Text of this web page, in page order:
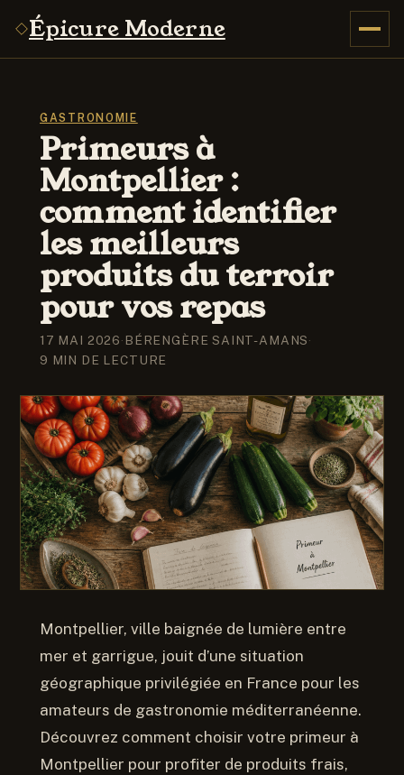
Épicure Moderne
GASTRONOMIE
Primeurs à
Montpellier :
comment identifier
les meilleurs
produits du terroir
pour vos repas
17 MAI 2026·BÉRENGÈRE SAINT-AMANS·
9 MIN DE LECTURE
Montpellier, ville baignée de lumière entre
mer et garrigue, jouit d’une situation
géographique privilégiée en France pour les
amateurs de gastronomie méditerranéenne.
Découvrez comment choisir votre primeur à
Montpellier pour profiter de produits frais,